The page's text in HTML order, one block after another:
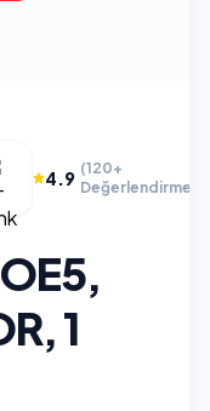
4.9 (120+
Değerlendirme)
1